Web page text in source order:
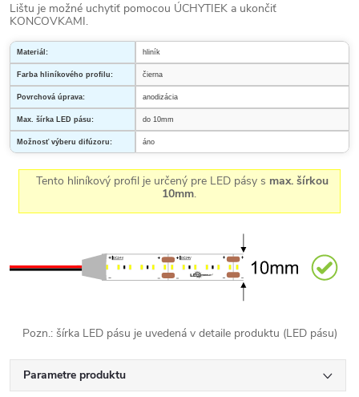
Lištu je možné uchytiť pomocou ÚCHYTIEK a ukončiť
KONCOVKAMI.
Materiál: hliník
Farba hliníkového profilu: čierna
Povrchová úprava: anodizácia
Max. šírka LED pásu: do 10mm
Možnosť výberu difúzoru: áno
Tento hliníkový profil je určený pre LED pásy s max. šírkou
10mm.
Pozn.: šírka LED pásu je uvedená v detaile produktu (LED pásu)
Parametre produktu